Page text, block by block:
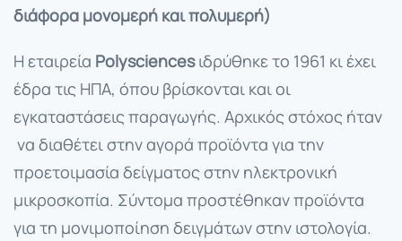
διάφορα μονομερή και πολυμερή)
Η εταιρεία Polysciencesιδρύθηκε το 1961 κι έχει
έδρα τις ΗΠΑ, όπου βρίσκονται και οι
εγκαταστάσεις παραγωγής. Αρχικός στόχος ήταν
να διαθέτει στην αγορά προϊόντα για την
προετοιμασία δείγματος στην ηλεκτρονική
μικροσκοπία. Σύντομα προστέθηκαν προϊόντα
για τη μονιμοποίηση δειγμάτων στην ιστολογία.